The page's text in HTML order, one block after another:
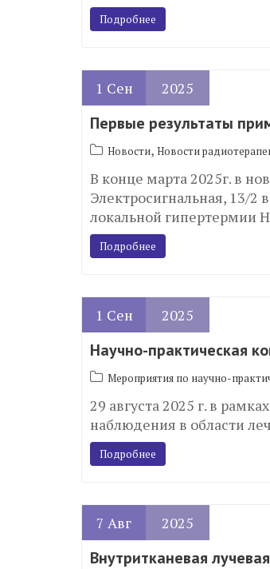
Подробнее
1 Сен 2025
Первые результаты
Новости, Новости
В конце марта 2025г. в
Электросигнальная, 13/2
локальной гипертермии
Подробнее
1 Сен 2025
Научно-практическая
Мероприятия по научно-
29 августа 2025 г. в
наблюдения в области
Подробнее
7 Авг 2025
Внутритканевая